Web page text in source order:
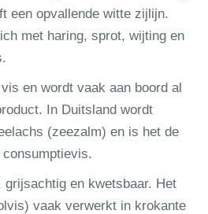
een opvallende witte zijlijn.
met haring, sprot, wijting en
en wordt vaak aan boord al
In Duitsland wordt
(zeezalm) en is het de
en kwetsbaar. Het
vaak verwerkt in krokante